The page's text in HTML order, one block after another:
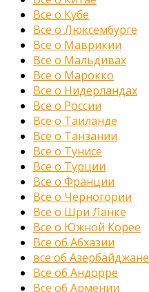
Все о Кубе
Все о Люксембурге
Все о Маврикии
Все о Мальдивах
Все о Марокко
Все о Нидерландах
Все о России
Все о Таиланде
Все о Танзании
Все о Тунисе
Все о Турции
Все о Франции
Все о Черногории
Все о Шри Ланке
Все о Южной Корее
Все об Абхазии
все об Азербайджане
Все об Андорре
Все об Армении